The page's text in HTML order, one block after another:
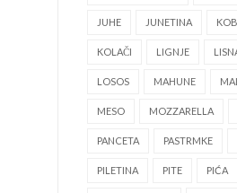
JUHE JUNETINA
KOLAČI LIGNJE
LOSOS MAHUNE
MESO MOZZARELLA
PANCETA PASTRMKE
PILETINA PITE PIĆA